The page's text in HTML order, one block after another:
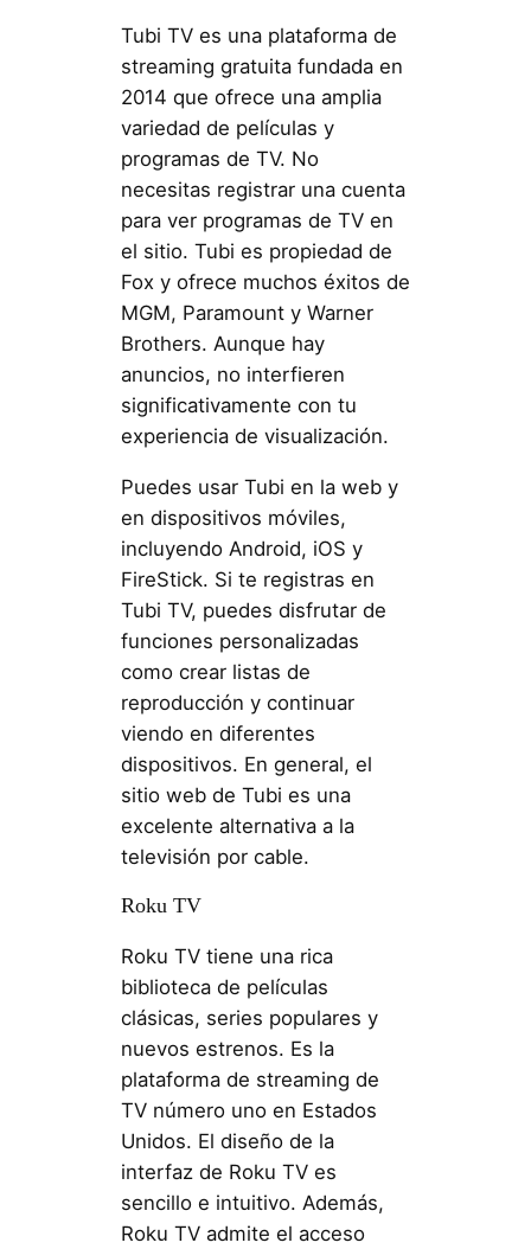
Tubi TV es una plataforma de
streaming gratuita fundada en
2014 que ofrece una amplia
variedad de películas y
programas de TV. No
necesitas registrar una cuenta
para ver programas de TV en
el sitio. Tubi es propiedad de
Fox y ofrece muchos éxitos de
MGM, Paramount y Warner
Brothers. Aunque hay
anuncios, no interfieren
significativamente con tu
experiencia de visualización.
Puedes usar Tubi en la web y
en dispositivos móviles,
incluyendo Android, iOS y
FireStick. Si te registras en
Tubi TV, puedes disfrutar de
funciones personalizadas
como crear listas de
reproducción y continuar
viendo en diferentes
dispositivos. En general, el
sitio web de Tubi es una
excelente alternativa a la
televisión por cable.
Roku TV
Roku TV tiene una rica
biblioteca de películas
clásicas, series populares y
nuevos estrenos. Es la
plataforma de streaming de
TV número uno en Estados
Unidos. El diseño de la
interfaz de Roku TV es
sencillo e intuitivo. Además,
Roku TV admite el acceso